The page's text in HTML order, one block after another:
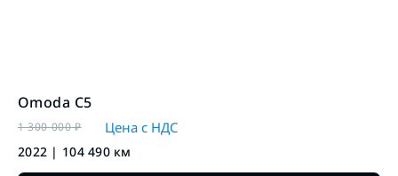
Omoda C5
1 300 000₽ Цена с НДС
2022 | 104 490км